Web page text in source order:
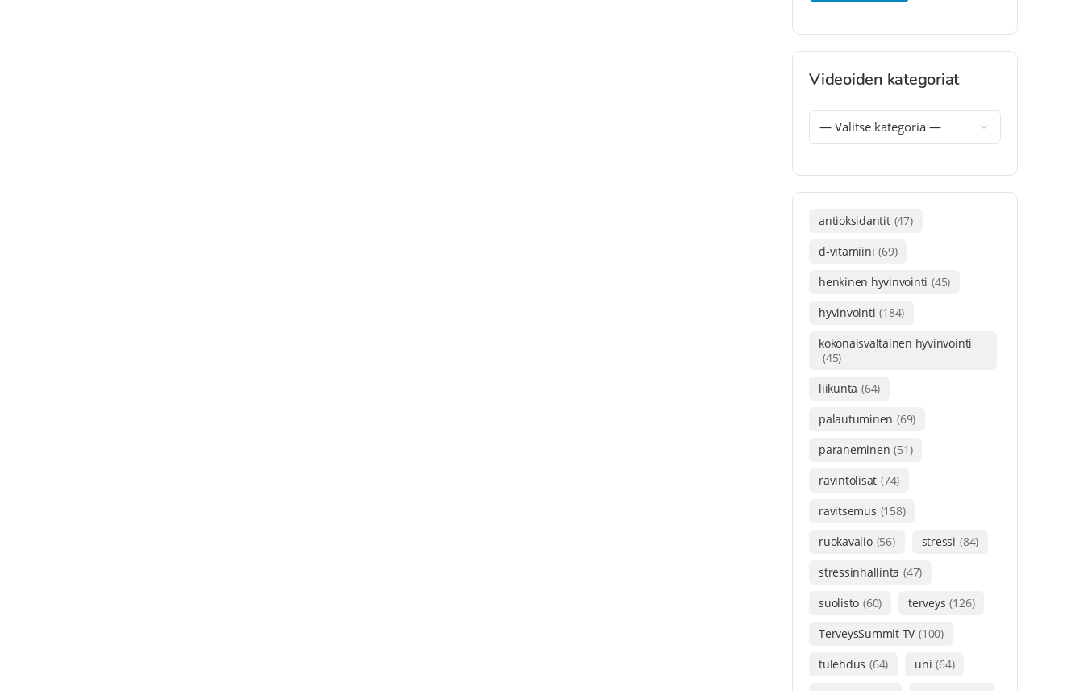
Videoiden kategoriat
antioksidantit (47)
d-vitamiini (69)
henkinen hyvinvointi (45)
hyvinvointi (184)
kokonaisvaltainen hyvinvointi
(45)
liikunta (64)
palautuminen (69)
paraneminen (51)
ravintolisät (74)
ravitsemus (158)
ruokavalio (56) stressi (84)
stressinhallinta (47)
suolisto (60) terveys (126)
TerveysSummit TV (100)
tulehdus (64) uni (64)